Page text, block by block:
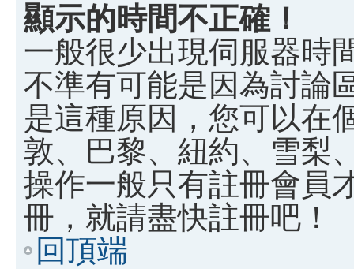
顯示的時間不正確！
一般很少出現伺服器時
不準有可能是因為討論
是這種原因，您可以在
敦、巴黎、紐約、雪梨
操作一般只有註冊會員
冊，就請盡快註冊吧！
回頂端